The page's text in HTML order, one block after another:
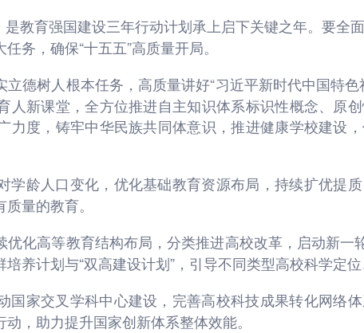
是教育强国建设三年行动计划承上启下关键之年。要全
务，确保“十五五”高质量开局。
德树人根本任务，高质量讲好“习近平新时代中国特
人新课堂，全方位推进自主知识体系标识性概念、原
力度，铸牢中华民族共同体意识，推进健康学校建设
学龄人口变化，优化基础教育资源布局，持续扩优提
量的教育。
化高等教育结构布局，分类推进高校改革，启动新一
养计划与“双高建设计划”，引导不同类型高校科学定位
国家交叉学科中心建设，完善高校科技成果转化网络
，助力提升国家创新体系整体效能。